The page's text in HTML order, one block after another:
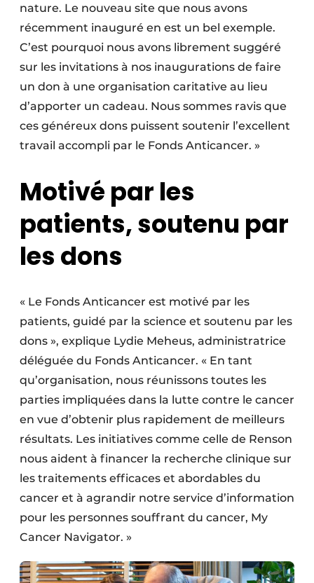
nature. Le nouveau site que nous avons
récemment inauguré en est un bel exemple.
C’est pourquoi nous avons librement suggéré
sur les invitations à nos inaugurations de faire
un don à une organisation caritative au lieu
d’apporter un cadeau. Nous sommes ravis que
ces généreux dons puissent soutenir l’excellent
travail accompli par le Fonds Anticancer. »
Motivé par les
patients, soutenu par
les dons
« Le Fonds Anticancer est motivé par les
patients, guidé par la science et soutenu par les
dons », explique Lydie Meheus, administratrice
déléguée du Fonds Anticancer. « En tant
qu’organisation, nous réunissons toutes les
parties impliquées dans la lutte contre le cancer
en vue d’obtenir plus rapidement de meilleurs
résultats. Les initiatives comme celle de Renson
nous aident à financer la recherche clinique sur
les traitements efficaces et abordables du
cancer et à agrandir notre service d’information
pour les personnes souffrant du cancer, My
Cancer Navigator. »